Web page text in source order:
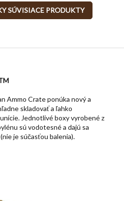
SÚVISIACE PRODUKTY
Ammo Crate ponúka nový a
skladovať a ľahko
Jednotlivé boxy vyrobené z
sú vodotesné a dajú sa
je súčasťou balenia).